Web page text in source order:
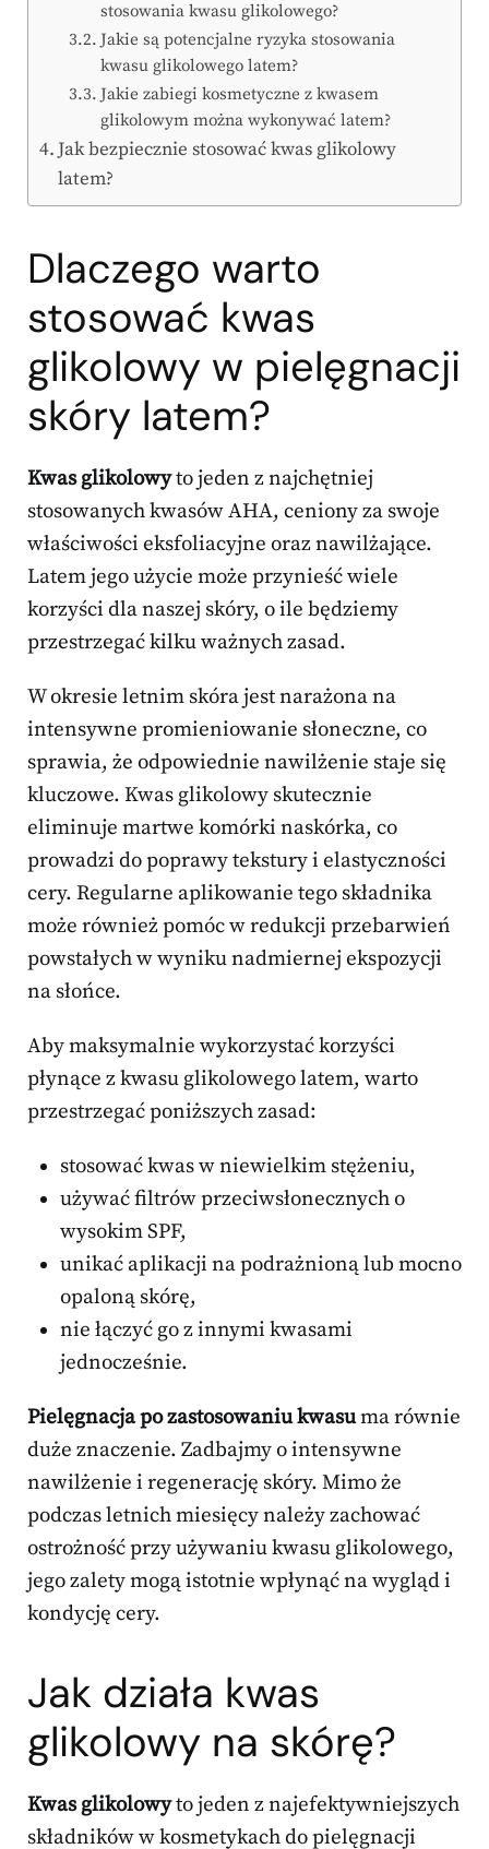
stosowania kwasu glikolowego?
Jakie są potencjalne ryzyka stosowania
kwasu glikolowego latem?
Jakie zabiegi kosmetyczne z kwasem
glikolowym można wykonywać latem?
Jak bezpiecznie stosować kwas glikolowy
latem?
Dlaczego warto
stosować kwas
glikolowy w pielęgnacji
skóry latem?
Kwas glikolowyto jeden z najchętniej
stosowanych kwasów AHA, ceniony za swoje
właściwości eksfoliacyjne oraz nawilżające.
Latem jego użycie może przynieść wiele
korzyści dla naszej skóry, o ile będziemy
przestrzegać kilku ważnych zasad.
W okresie letnim skóra jest narażona na
intensywne promieniowanie słoneczne, co
sprawia, że odpowiednie nawilżenie staje się
kluczowe. Kwas glikolowy skutecznie
eliminuje martwe komórki naskórka, co
prowadzi do poprawy tekstury i elastyczności
cery. Regularne aplikowanie tego składnika
może również pomóc w redukcji przebarwień
powstałych w wyniku nadmiernej ekspozycji
na słońce.
Aby maksymalnie wykorzystać korzyści
płynące z kwasu glikolowego latem, warto
przestrzegać poniższych zasad:
stosować kwas w niewielkim stężeniu,
używać filtrów przeciwsłonecznych o
wysokim SPF,
unikać aplikacji na podrażnioną lub mocno
opaloną skórę,
nie łączyć go z innymi kwasami
jednocześnie.
Pielęgnacja po zastosowaniu kwasuma równie
duże znaczenie. Zadbajmy o intensywne
nawilżenie i regenerację skóry. Mimo że
podczas letnich miesięcy należy zachować
ostrożność przy używaniu kwasu glikolowego,
jego zalety mogą istotnie wpłynąć na wygląd i
kondycję cery.
Jak działa kwas
glikolowy na skórę?
Kwas glikolowyto jeden z najefektywniejszych
składników w kosmetykach do pielęgnacji